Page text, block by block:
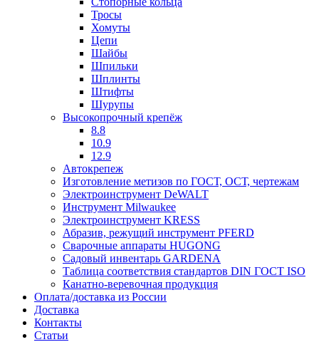
Тросы
Хомуты
Цепи
Шайбы
Шпильки
Шплинты
Штифты
Шурупы
Высокопрочный крепёж
8.8
10.9
12.9
Автокрепеж
Изготовление метизов по ГОСТ, ОСТ, чертежам
Электроинструмент DeWALT
Инструмент Milwaukee
Электроинструмент KRESS
Абразив, режущий инструмент PFERD
Сварочные аппараты HUGONG
Садовый инвентарь GARDENA
Таблица соответствия стандартов DIN ГОСТ ISO
Канатно-веревочная продукция
Оплата/доставка из России
Доставка
Контакты
Статьи